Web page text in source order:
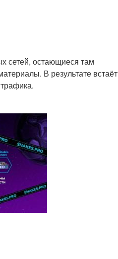
сетей, остающиеся там
В результате встаёт